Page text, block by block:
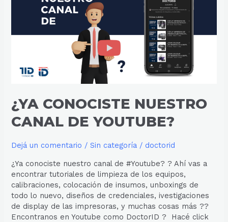
¿YA CONOCISTE NUESTRO
CANAL DE YOUTUBE?
Dejá un comentario /Sin categoría / doctorid
¿Ya conociste nuestro canal de #Youtube? ? Ahí vas a
encontrar tutoriales de limpieza de los equipos,
calibraciones, colocación de insumos, unboxings de
todo lo nuevo, diseños de credenciales, ivestigaciones
de display de las impresoras, y muchas cosas más ??
Encontranos en Youtube como DoctorID ? Hacé click
YOUTUBE?